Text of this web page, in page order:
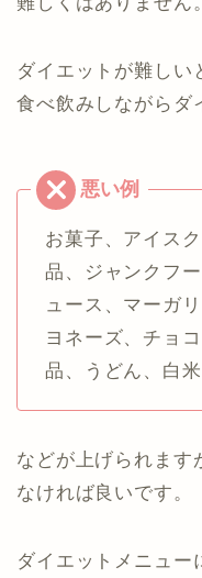
ダイエットが難しい
食べ飲みしながらダ
お菓子、アイス
品、ジャンクフ
ュース、マーガ
ヨネーズ、チョ
品、うどん、白米
などが上げられます
なければ良いです。
ダイエットメニュー